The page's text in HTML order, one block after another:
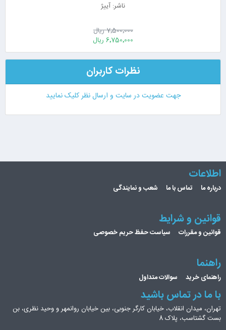
ناشر: آییژ
7٬500٬000 ریال
6٬750٬000 ریال
نظرات کاربران
جهت عضویت در سایت و ارسال نظر کلیک نمایید
اطلاعات
درباره ما تماس با ما شعب و نمایندگی
قوانین و شرایط
قوانین و مقررات سیاست حفظ حریم خصوصی
راهنما
راهنمای خرید سوالات متداول
با ما در تماس باشید
تهران، میدان انقلاب، خیابان کارگر جنوبی، بین خیابان روانمهر و وحید نظری، بن
بست گشتاسب، پلاک 8